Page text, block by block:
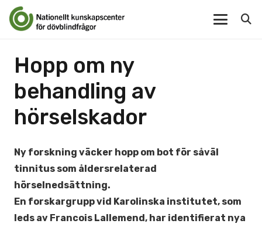
Hopp om ny
behandling av
hörselskador
Ny forskning väcker hopp om bot för såväl
tinnitus som åldersrelaterad
hörselnedsättning.
En forskargrupp vid Karolinska institutet, som
leds av Francois Lallemend, har identifierat nya